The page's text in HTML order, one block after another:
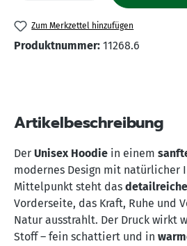
Zum Merkzettel hinzufügen
Produktnummer: 11268.6
Artikelbeschreibung
Der Unisex Hoodie in einem
modernes Design mit natürlicher
Mittelpunkt steht das
Vorderseite, das Kraft, Ruhe und
Natur ausstrahlt. Der Druck wirkt
Stoff – fein schattiert und in